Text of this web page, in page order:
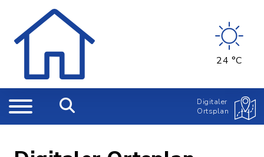
24 °C
Digitaler
Ortsplan